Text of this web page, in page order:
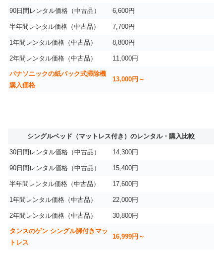
90日間レンタル価格（中古品） 6,600円
半年間レンタル価格（中古品） 7,700円
1年間レンタル価格（中古品） 8,800円
2年間レンタル価格（中古品） 11,000円
パナソニックの紙パック式掃除機
購入価格
13,000円～
シングルベッド（マットレス付き）のレンタル・購入比較
30日間レンタル価格（中古品） 14,300円
90日間レンタル価格（中古品） 15,400円
半年間レンタル価格（中古品） 17,600円
1年間レンタル価格（中古品） 22,000円
2年間レンタル価格（中古品） 30,800円
タンスのゲン シングル脚付きマッ
トレス
16,999円～